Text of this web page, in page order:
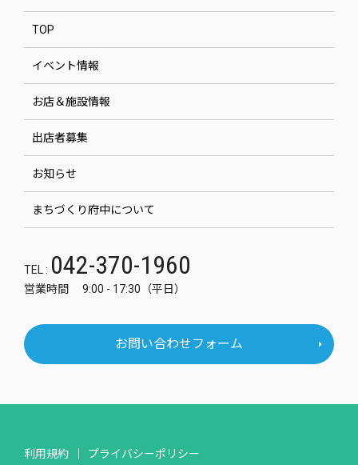
TOP
イベント情報
お店＆施設情報
出店者募集
お知らせ
まちづくり府中について
TEL : 042-370-1960
営業時間 9:00 - 17:30（平日）
お問い合わせフォーム
利用規約 プライバシーポリシー